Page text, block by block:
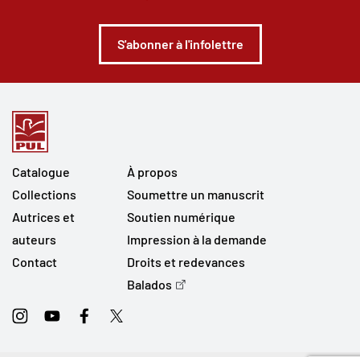
S'abonner à l'infolettre
Catalogue
Collections
Autrices et
auteurs
Contact
À propos
Soumettre un manuscrit
Soutien numérique
Impression à la demande
Droits et redevances
Balados
InstagramYoutubeFacebookTwitter